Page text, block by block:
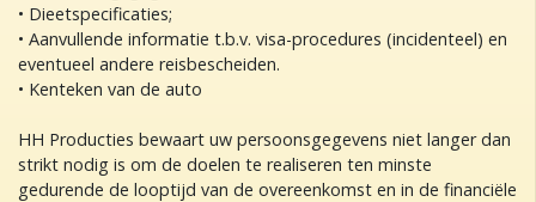
• Dieetspecificaties;
• Aanvullende informatie t.b.v. visa-procedures (incidenteel) en
eventueel andere reisbescheiden.
• Kenteken van de auto
HH Producties bewaart uw persoonsgegevens niet langer dan
strikt nodig is om de doelen te realiseren ten minste
gedurende de looptijd van de overeenkomst en in de financiële